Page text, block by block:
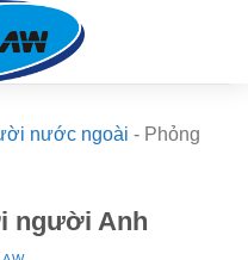
nước ngoài - Phỏng
người Anh